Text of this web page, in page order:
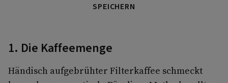
SPEICHERN
1. Die Kaffeemenge
Händisch aufgebrühter Filterkaffee schmeckt